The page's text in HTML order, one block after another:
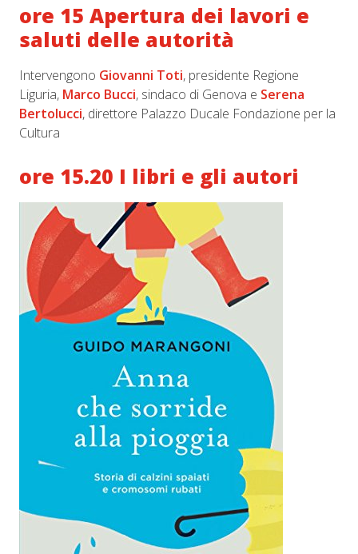
ore 15 Apertura dei lavori e
saluti delle autorità
Intervengono Giovanni Toti, presidente Regione
Liguria, Marco Bucci, sindaco di Genova e Serena
Bertolucci, direttore Palazzo Ducale Fondazione per la
Cultura
ore 15.20 I libri e gli autori